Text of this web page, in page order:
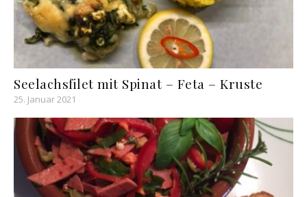
Seelachsfilet mit Spinat – Feta – Kruste
25. Januar 2021